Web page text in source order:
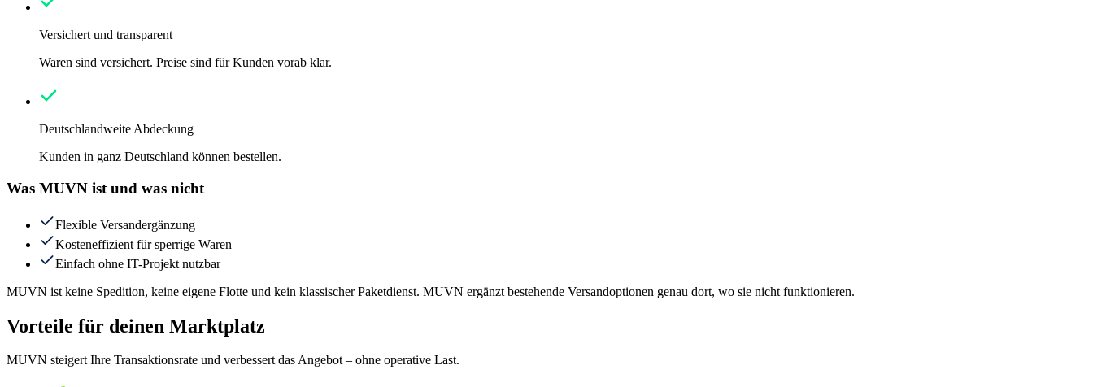
Versichert und transparent
Waren sind versichert. Preise sind für Kunden vorab klar.
Deutschlandweite Abdeckung
Kunden in ganz Deutschland können bestellen.
Was MUVN ist und was nicht
Flexible Versandergänzung
Kosteneffizient für sperrige Waren
Einfach ohne IT-Projekt nutzbar
MUVN ist keine Spedition, keine eigene Flotte und kein klassischer Paketdienst. MUVN ergänzt bestehende Versandoptionen genau dort, wo sie nicht funktionieren.
Vorteile für deinen Marktplatz
MUVN steigert Ihre Transaktionsrate und verbessert das Angebot – ohne operative Last.